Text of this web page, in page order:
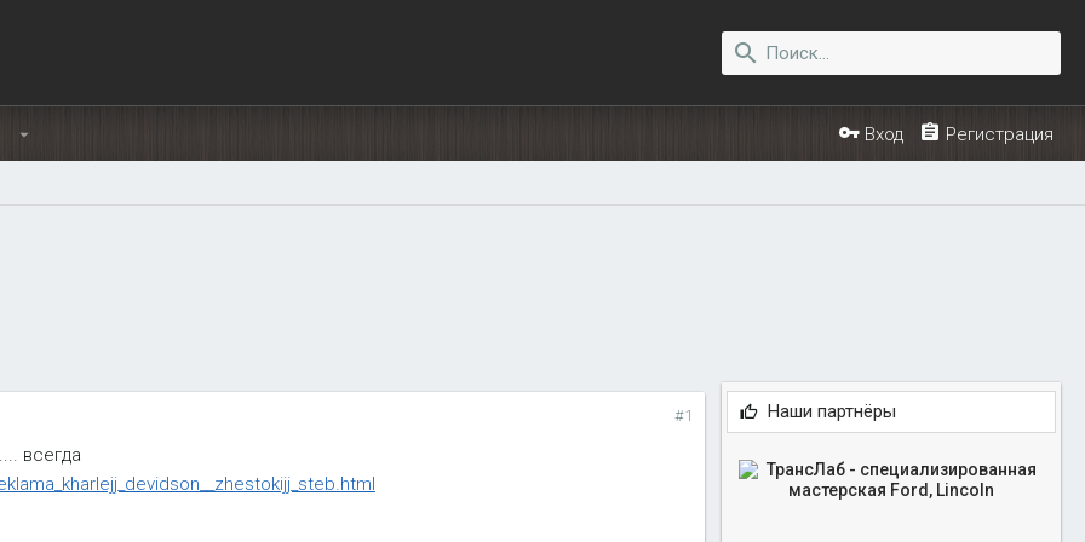
Вход Регистрация
#1
всегда
Наши партнёры